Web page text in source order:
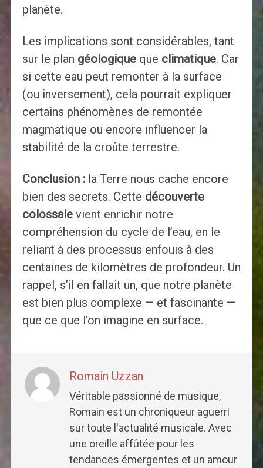
planète.
Les implications sont considérables, tant
sur le plan géologiqueque climatique. Car
si cette eau peut remonter à la surface
(ou inversement), cela pourrait expliquer
certains phénomènes de remontée
magmatique ou encore influencer la
stabilité de la croûte terrestre.
Conclusion :la Terre nous cache encore
bien des secrets. Cette découverte
colossalevient enrichir notre
compréhension du cycle de l’eau, en le
reliant à des processus enfouis à des
centaines de kilomètres de profondeur. Un
rappel, s’il en fallait un, que notre planète
est bien plus complexe — et fascinante —
que ce que l’on imagine en surface.
Romain Uzzan
Véritable passionné de musique,
Romain est un chroniqueur aguerri
sur toute l'actualité musicale. Avec
une oreille affûtée pour les
tendances émergentes et un amour